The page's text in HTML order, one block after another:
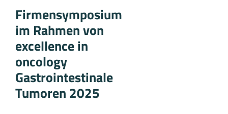
Firmensymposium
im Rahmen von
excellence in
oncology
Gastrointestinale
Tumoren 2025